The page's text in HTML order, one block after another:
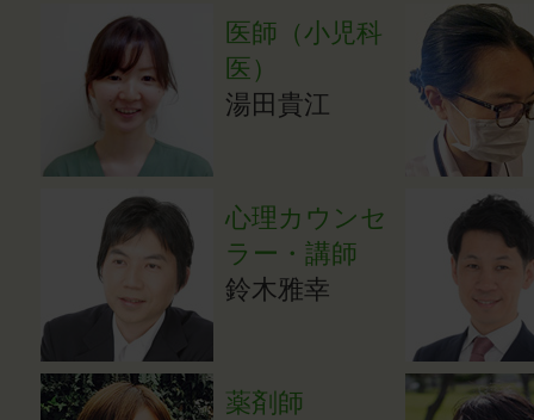
医師（小児科
医）
湯田貴江
心理カウンセ
ラー・講師
鈴木雅幸
薬剤師